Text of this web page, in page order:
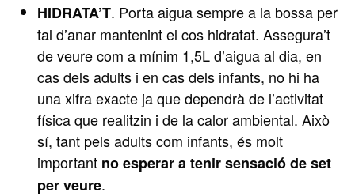
HIDRATA’T. Porta aigua sempre a la bossa per
tal d’anar mantenint el cos hidratat. Assegura’t
de veure com a mínim 1,5L d’aigua al dia, en
cas dels adults i en cas dels infants, no hi ha
una xifra exacte ja que dependrà de l’activitat
física que realitzin i de la calor ambiental. Això
sí, tant pels adults com infants, és molt
important no esperar a tenir sensació de set
per veure.